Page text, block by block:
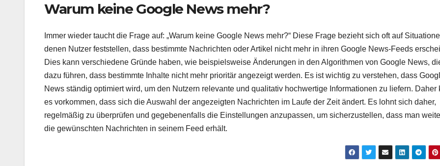
Warum keine Google News mehr?
Immer wieder taucht die Frage auf: „Warum keine Google News mehr?“ Diese Frage bezieht sich oft auf
denen Nutzer feststellen, dass bestimmte Nachrichten oder Artikel nicht mehr in ihren Google News-Feeds
Dies kann verschiedene Gründe haben, wie beispielsweise Änderungen in den Algorithmen von Google News,
dazu führen, dass bestimmte Inhalte nicht mehr prioritär angezeigt werden. Es ist wichtig zu verstehen, dass
News ständig optimiert wird, um den Nutzern relevante und qualitativ hochwertige Informationen zu liefern. Daher
es vorkommen, dass sich die Auswahl der angezeigten Nachrichten im Laufe der Zeit ändert. Es lohnt sich daher,
regelmäßig zu überprüfen und gegebenenfalls die Einstellungen anzupassen, um sicherzustellen, dass man
die gewünschten Nachrichten in seinem Feed erhält.